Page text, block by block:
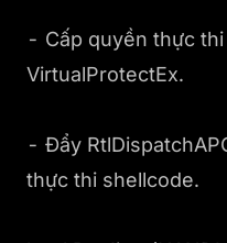
- Cấp quyền thực
VirtualProtectEx.
- Đẩy
thực thi shellcode.